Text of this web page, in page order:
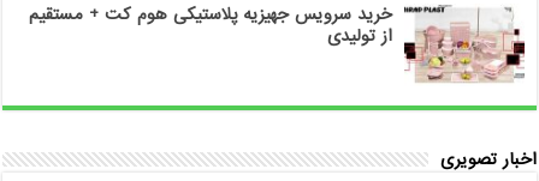
خرید سرویس جهیزیه پلاستیکی هوم کت + مستقیم
از تولیدی
اخبار تصویری